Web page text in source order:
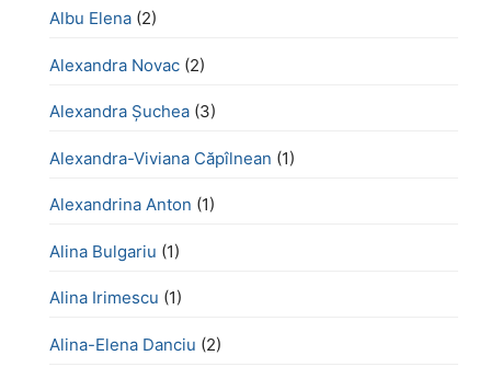
Albu Elena (2)
Alexandra Novac (2)
Alexandra Șuchea (3)
Alexandra-Viviana Căpîlnean (1)
Alexandrina Anton (1)
Alina Bulgariu (1)
Alina Irimescu (1)
Alina-Elena Danciu (2)